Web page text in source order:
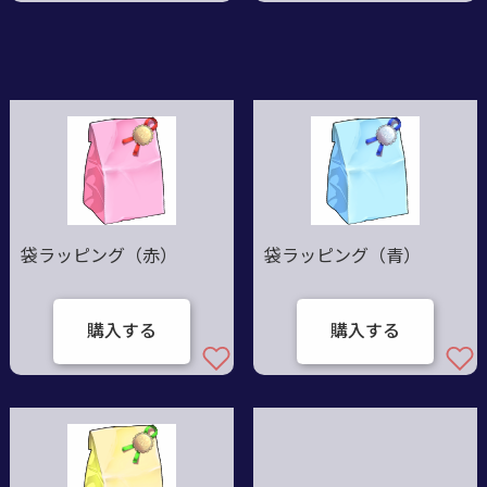
袋ラッピング（赤）
購入する
袋ラッピング（青）
購入する